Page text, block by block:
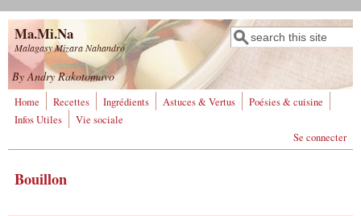
Aller au contenu principal
Ma.Mi.Na
Malagasy Mizara Nahandro
Formulaire de
recherche
Rechercher
By Andry Rakotomavo
Home Recettes Ingrédients Astuces & Vertus
Poésies & cuisine
Infos Utiles
Vie sociale
Se connecter
Bouillon